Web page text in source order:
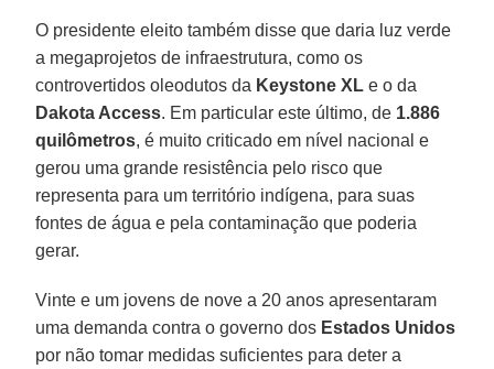
O presidente eleito também disse que daria luz verde
a megaprojetos de infraestrutura, como os
controvertidos oleodutos da Keystone XL e o da
Dakota Access. Em particular este último, de 1.886
quilômetros, é muito criticado em nível nacional e
gerou uma grande resistência pelo risco que
representa para um território indígena, para suas
fontes de água e pela contaminação que poderia
gerar.
Vinte e um jovens de nove a 20 anos apresentaram
uma demanda contra o governo dos Estados Unidos
por não tomar medidas suficientes para deter a